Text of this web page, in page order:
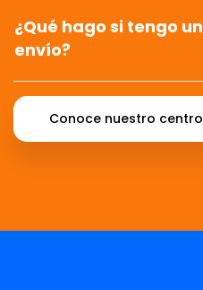
¿Qué hago si tengo
envío?
Conoce nuestro